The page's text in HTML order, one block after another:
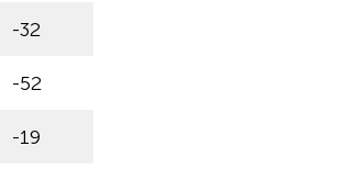
-32
-52
-19